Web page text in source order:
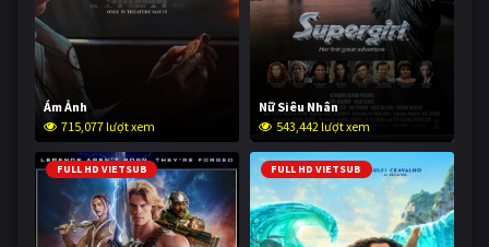
Ám Ảnh
715,077 lượt xem
Nữ Siêu Nhân
543,442 lượt xem
FULL HD VIETSUB FULL HD VIETSUB